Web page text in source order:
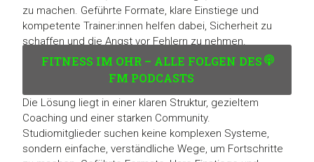
zu machen. Geführte Formate, klare Einstiege und
kompetente Trainer:innen helfen dabei, Sicherheit zu
schaffen und die Angst vor Fehlern zu nehmen.
FITNESS IM OHR – ALLE FOLGEN DES
FM PODCASTS
Die Lösung liegt in einer klaren Struktur, gezieltem
Coaching und einer starken Community.
Studiomitglieder suchen keine komplexen Systeme,
sondern einfache, verständliche Wege, um Fortschritte